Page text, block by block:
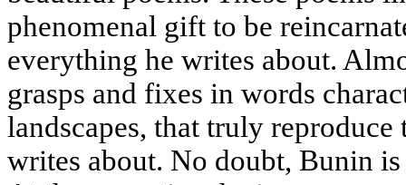
phenomenal gift to be
everything he writes about.
grasps and fixes in words
landscapes, that truly
writes about. No doubt, Bunin